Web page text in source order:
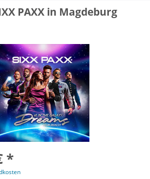
PAXX in Magdeburg
*